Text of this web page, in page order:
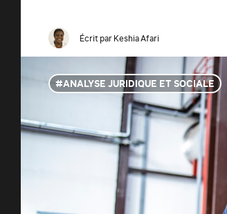
Écrit parKeshia Afari
ANALYSE JURIDIQUE ET SOCIALE